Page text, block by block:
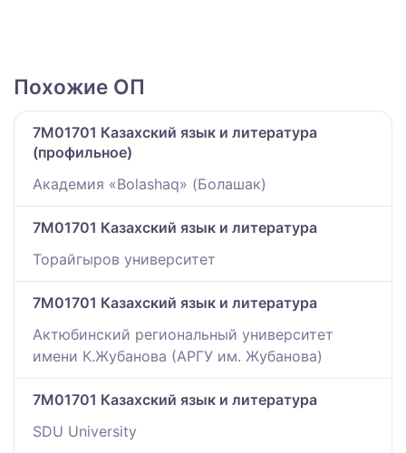
Похожие ОП
7M01701 Казахский язык и литература
(профильное)
Академия «Bolashaq» (Болашак)
7M01701 Казахский язык и литература
Торайгыров университет
7M01701 Казахский язык и литература
Актюбинский региональный университет
имени К.Жубанова (АРГУ им. Жубанова)
7M01701 Казахский язык и литература
SDU University